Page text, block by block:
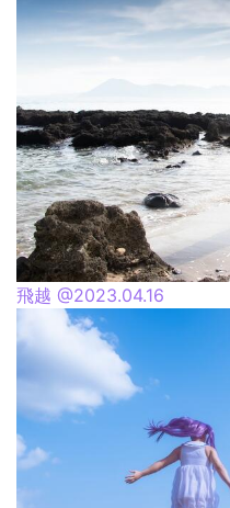
飛越 @2023.04.16